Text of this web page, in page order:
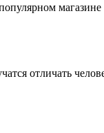
отличать